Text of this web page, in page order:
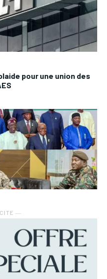
pour une union des
―